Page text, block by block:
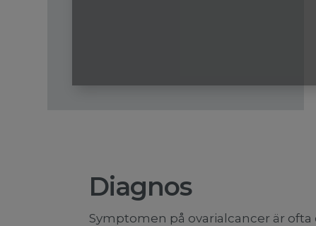
Diagnos
Symptomen på ovarialcancer är ofta